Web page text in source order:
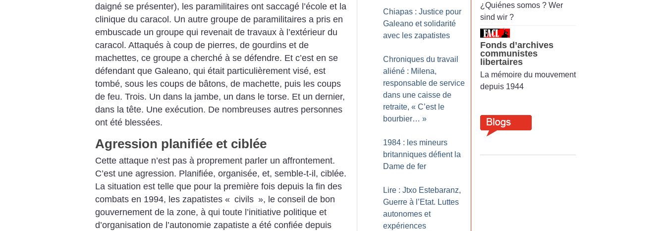
daigné se présenter), les paramilitaires ont saccagé l’école et la
clinique du caracol. Un autre groupe de paramilitaires a pris en
embuscade un groupe qui revenait de travaux à l’extérieur du
caracol. Attaqués à coup de pierres, de gourdins et de
machettes, ce groupe a cherché à se défendre. Et c’est en se
défendant que Galeano, qui était particulièrement visé, est
tombé, sous les coups de bâtons, de machette, puis les coups
de feu. Trois. Un dans la jambe, un dans le torse. Et un dernier,
dans la tête. Une exécution. De nombreuses autres personnes
ont été blessées.
Agression planifiée et ciblée
Cette attaque n’est pas à proprement parler un affrontement.
C’est une agression. Planifiée, organisée, et, semble-t-il, ciblée.
La situation est telle que pour la première fois depuis la fin des
combats en 1994, les zapatistes « civils », le conseil de bon
gouvernement de la zone, à qui toute l’initiative politique et
d’organisation de l’autonomie zapatiste a été confiée depuis
Chiapas : Justice pour
Galeano et solidarité
avec les zapatistes
Chroniques du travail
aliéné : Milena,
responsable de service
dans une caisse de
retraite, « C’est le
bourbier… »
1984 : les mineurs
britanniques défient la
Dame de fer
Lire : Jtxo Estebaranz,
Guerre à l’Etat. Luttes
autonomes et
expériences
¿Quiénes somos ? Wer
sind wir ?
Fonds d’archives
communistes
libertaires
La mémoire du mouvement
depuis 1944